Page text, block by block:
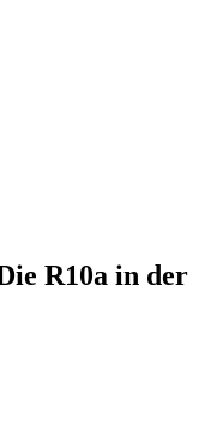
R10a in der